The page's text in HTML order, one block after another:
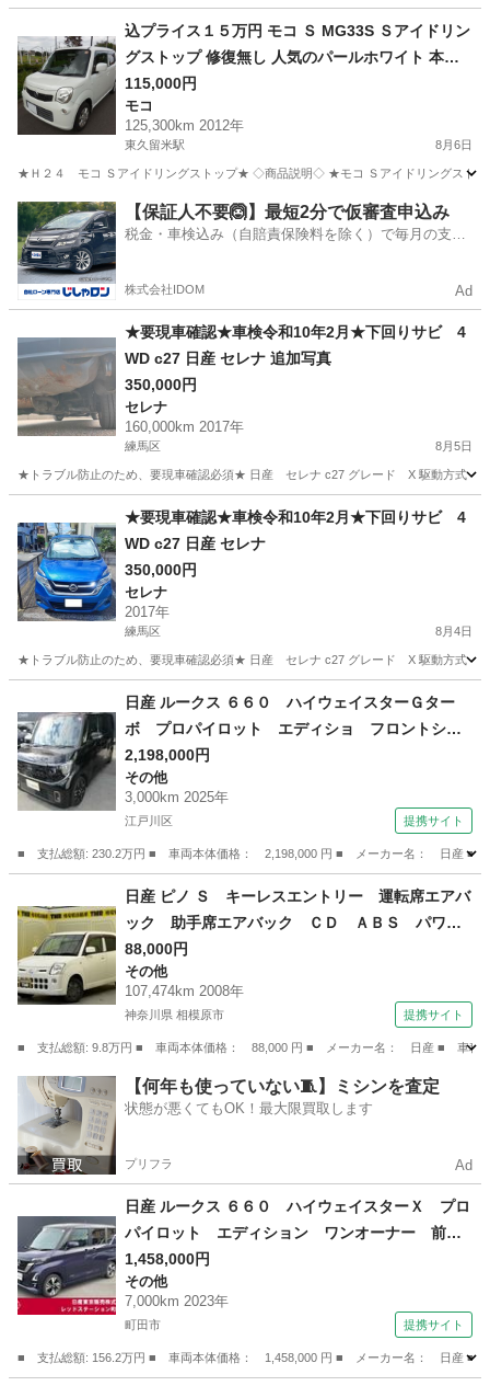
モコ
込プライス１５万円 モコ Ｓ MG33S Ｓアイドリン
グストップ 修復無し 人気のパールホワイト 本車
検２年受渡し 機関良好
115,000円
モコ
125,300km 2012年
東久留米駅 8月6日
★Ｈ２４ モコ Ｓアイドリングストップ★ ◇商品説明◇ ★モコ Ｓアイドリングス
東京 東久留米市 東久留米駅 モコ アイドリングストップ
【保証人不要🙆】最短2分で仮審査申込み
税金・車検込み（自賠責保険料を除く）で毎月の支払
株式会社IDOM Ad
★要現車確認★車検令和10年2月★下回りサビ 4
WD c27 日産 セレナ 追加写真
350,000円
セレナ
160,000km 2017年
練馬区 8月5日
★トラブル防止のため、要現車確認必須★ 日産 セレナ c27 グレード X 駆動方式
セレナ サビ
★要現車確認★車検令和10年2月★下回りサビ 4
WD c27 日産 セレナ
350,000円
セレナ
2017年
練馬区 8月4日
★トラブル防止のため、要現車確認必須★ 日産 セレナ c27 グレード X 駆動方式
セレナ
日産 ルークス ６６０ ハイウェイスターＧター
ボ プロパイロット エディショ フロントシー
トヒーター ＬＥＤライト アダプティブクルー
ズ レーンキープ ドライブレコーダー スマー
トキー 全周囲カメラ 運転席助手席エアバッ
グ メモリーナビ シートヒーター ＥＴＣ フ
ルセグＴＶ （検10.11）
2,198,000円
その他
3,000km 2025年
江戸川区 提携サイト
■ 支払総額: 230.2万円 ■ 車両本体価格： 2,198,000 円 ■ メーカー名： 日産 ■
その他
日産 ピノ Ｓ キーレスエントリー 運転席エアバ
ック 助手席エアバック ＣＤ ＡＢＳ パワー
ステアリング （検9.9）
88,000円
その他
107,474km 2008年
神奈川県 相模原市 提携サイト
■ 支払総額: 9.8万円 ■ 車両本体価格： 88,000 円 ■ メーカー名： 日産 ■ 車
神奈川 相模原市 その他
【何年も使っていない🧵】ミシンを査定
状態が悪くてもOK！最大限買取します
プリフラ Ad
日産 ルークス ６６０ ハイウェイスターＸ プロ
パイロット エディション ワンオーナー 前後
ドライブレコーダー １オーナー アルミホイー
ル ＡＢＳ ＰＷ ＡＡＣ ＰＳ エアバッグ
（車検整備付）
1,458,000円
その他
7,000km 2023年
町田市 提携サイト
■ 支払総額: 156.2万円 ■ 車両本体価格： 1,458,000 円 ■ メーカー名： 日産